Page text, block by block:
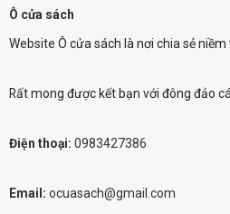
Ô cửa sách
Website Ô cửa sách là nơi chia sẻ niềm
Rất mong được kết bạn với đông đảo
Điện thoại: 0983427386
Email: ocuasach@gmail.com